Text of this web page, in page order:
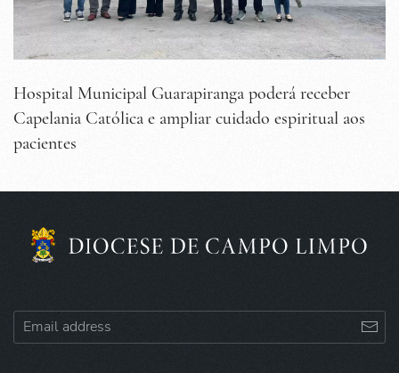
Hospital Municipal Guarapiranga poderá receber
Capelania Católica e ampliar cuidado espiritual aos
pacientes